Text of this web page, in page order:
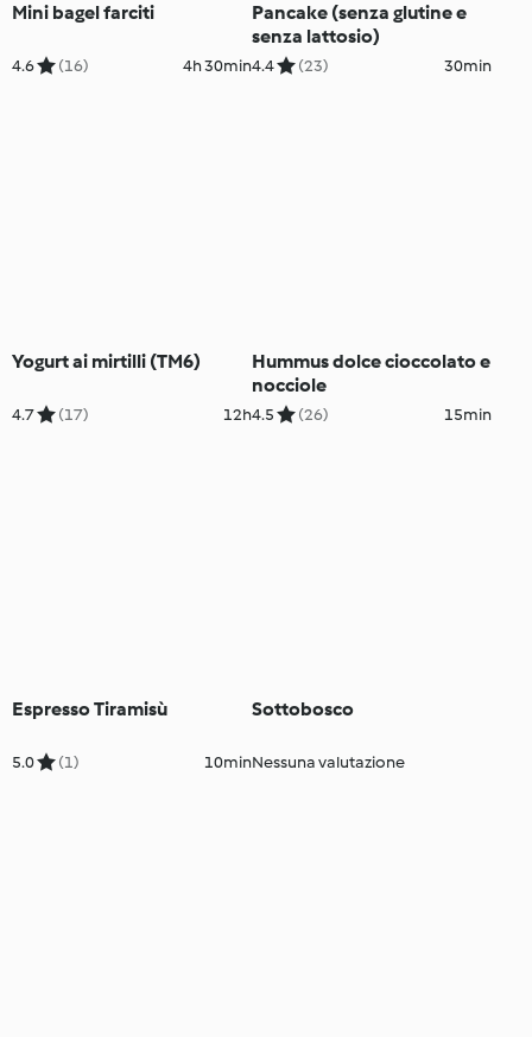
Mini bagel farciti
4.6 (16) 4h 30min
Pancake (senza glutine e
senza lattosio)
4.4 (23) 30min
Yogurt ai mirtilli (TM6)
4.7 (17) 12h
Hummus dolce cioccolato e
nocciole
4.5 (26) 15min
Espresso Tiramisù
5.0 (1) 10min
Sottobosco
Nessuna valutazione